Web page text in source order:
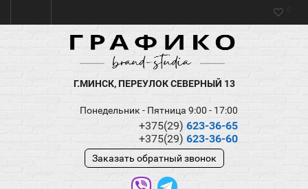
Г.МИНСК, ПЕРЕУЛОК СЕВЕРНЫЙ 13
Понедельник - Пятница 9:00 - 17:00
+375(29) 623-36-65
+375(29) 623-36-60
Заказать обратный звонок